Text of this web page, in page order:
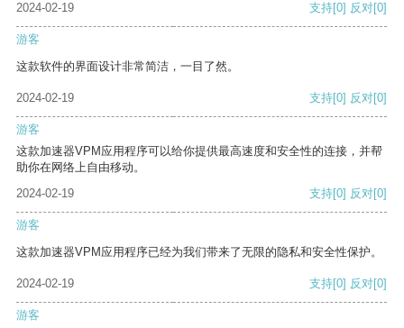
2024-02-19 支持[0] 反对[0]
游客
这款软件的界面设计非常简洁，一目了然。
2024-02-19 支持[0] 反对[0]
游客
这款加速器VPM应用程序可以给你提供最高速度和安全性的连接，并帮
助你在网络上自由移动。
2024-02-19
支持[0] 反对[0]
游客
这款加速器VPM应用程序已经为我们带来了无限的隐私和安全性保护。
2024-02-19 支持[0] 反对[0]
游客